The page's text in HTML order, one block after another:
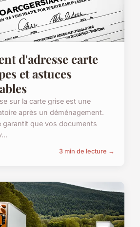
d'adresse carte
et astuces
sur la carte grise est une
après un déménagement.
garantit que vos documents
3 min de lecture →